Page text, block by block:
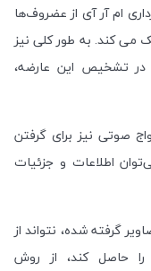
ام آر آی از عضروف‌ها
می کند. به طور کلی نیز
ام آر آی، 77 درصد در تشخیص این عارضه،
صوتی نیز برای گرفتن
اطلاعات و جزئیات
گرفته شده، نتواند از
را حاصل کند، از روش